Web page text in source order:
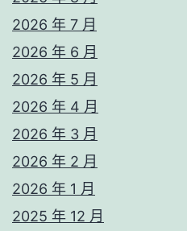
2026 年 7 月
2026 年 6 月
2026 年 5 月
2026 年 4 月
2026 年 3 月
2026 年 2 月
2026 年 1 月
2025 年 12 月